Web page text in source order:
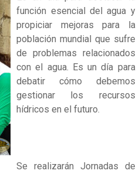
función esencial del agua y
propiciar mejoras para la
población mundial que sufre
de problemas relacionados
con el agua. Es un día para
debatir cómo debemos
gestionar los recursos
hídricos en el futuro.
Se realizarán Jornadas de